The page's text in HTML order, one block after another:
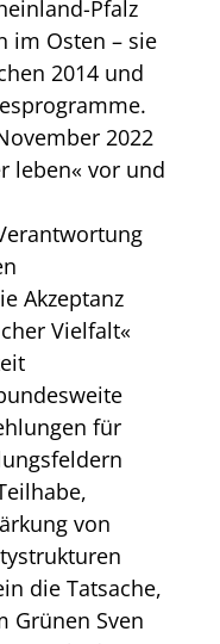
Pfalz
im Osten – sie
2014 und
2022
leben« vor und
Akzeptanz
Vielfalt«
für
von
die Tatsache,
Grünen Sven